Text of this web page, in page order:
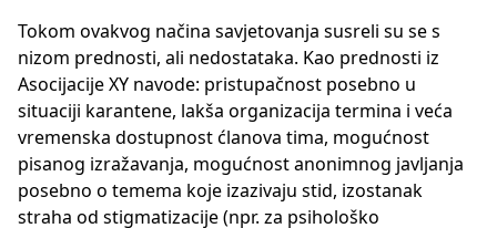
Tokom ovakvog načina savjetovanja susreli su se s
nizom prednosti, ali nedostataka. Kao prednosti iz
Asocijacije XY navode: pristupačnost posebno u
situaciji karantene, lakša organizacija termina i veća
vremenska dostupnost ćlanova tima, mogućnost
pisanog izražavanja, mogućnost anonimnog javljanja
posebno o temema koje izazivaju stid, izostanak
straha od stigmatizacije (npr. za psihološko